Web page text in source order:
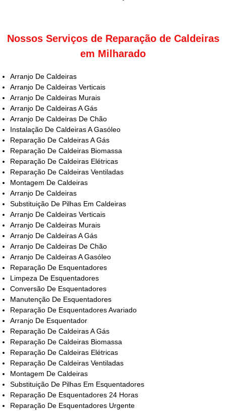
Nossos Serviços de Reparação de Caldeiras
em Milharado
Arranjo De Caldeiras
Arranjo De Caldeiras Verticais
Arranjo De Caldeiras Murais
Arranjo De Caldeiras A Gás
Arranjo De Caldeiras De Chão
Instalação De Caldeiras A Gasóleo
Reparação De Caldeiras A Gás
Reparação De Caldeiras Biomassa
Reparação De Caldeiras Elétricas
Reparação De Caldeiras Ventiladas
Montagem De Caldeiras
Arranjo De Caldeiras
Substituição De Pilhas Em Caldeiras
Arranjo De Caldeiras Verticais
Arranjo De Caldeiras Murais
Arranjo De Caldeiras A Gás
Arranjo De Caldeiras De Chão
Arranjo De Caldeiras A Gasóleo
Reparação De Esquentadores
Limpeza De Esquentadores
Conversão De Esquentadores
Manutenção De Esquentadores
Reparação De Esquentadores Avariado
Arranjo De Esquentador
Reparação De Caldeiras A Gás
Reparação De Caldeiras Biomassa
Reparação De Caldeiras Elétricas
Reparação De Caldeiras Ventiladas
Montagem De Caldeiras
Substituição De Pilhas Em Esquentadores
Reparação De Esquentadores 24 Horas
Reparação De Esquentadores Urgente